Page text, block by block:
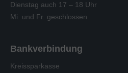
Dienstag auch 17 – 18 Uhr
Mi. und Fr. geschlossen
Bankverbindung
Kreissparkasse